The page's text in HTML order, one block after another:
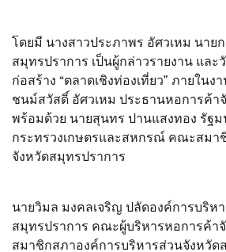
โดยมี นางสาวประภาพร อัศวเหม นาย
สมุทรปราการ เป็นผู้กล่าวรายงาน และ
ก่อสร้าง “ตลาดเชิงท่องเที่ยว” ภายใน
ชนม์สวัสดิ์ อัศวเหม ประธานหอการค้า
พร้อมด้วย นายสุนทร ปานแสงทอง รัฐม
กระทรวงเกษตรและสหกรณ์ คณะสมา
จังหวัดสมุทรปราการ
นายวิมล มงคลเจริญ ปลัดองค์การบริห
สมุทรปราการ คณะผู้บริหารหอการค้า
สมาชิกสภาองค์การบริหารส่วนจังหวัด